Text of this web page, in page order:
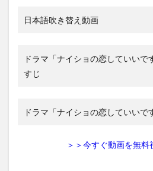
日本語吹き替え動画
ドラマ「ナイショの恋していいで
すじ
ドラマ「ナイショの恋していいで
＞＞今すぐ動画を無料